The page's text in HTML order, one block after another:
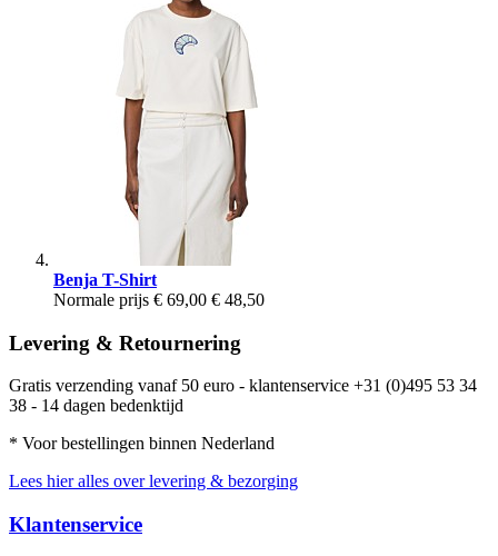
Benja T-Shirt
Normale prijs € 69,00 € 48,50
Levering & Retournering
Gratis verzending vanaf 50 euro - klantenservice +31 (0)495 53 34
38 - 14 dagen bedenktijd
* Voor bestellingen binnen Nederland
Lees hier alles over levering & bezorging
Klantenservice